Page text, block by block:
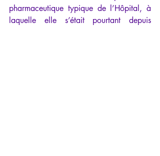
pharmaceutique typique de l’Hôpital, à
laquelle elle s’était pourtant depuis